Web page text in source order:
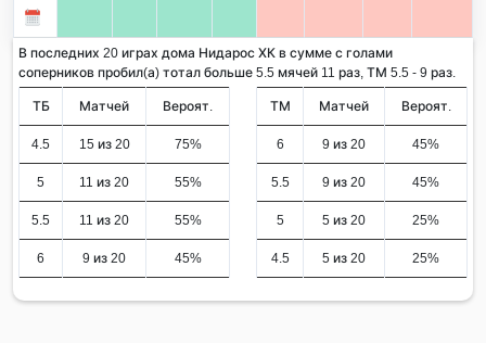
В последних 20 играх дома Нидарос ХК в сумме с голами
соперников пробил(а) тотал больше 5.5 мячей 11 раз, ТМ 5.5 - 9 раз.
ТБ Матчей Вероят.
4.5 15 из 20 75%
5 11 из 20 55%
5.5 11 из 20 55%
6 9 из 20 45%
ТМ Матчей Вероят.
6 9 из 20 45%
5.5 9 из 20 45%
5 5 из 20 25%
4.5 5 из 20 25%